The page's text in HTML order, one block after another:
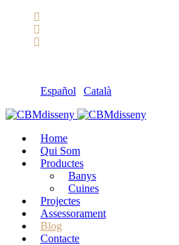
Español Català
Home
Qui Som
Productes
Banys
Cuines
Projectes
Assessorament
Blog
Contacte